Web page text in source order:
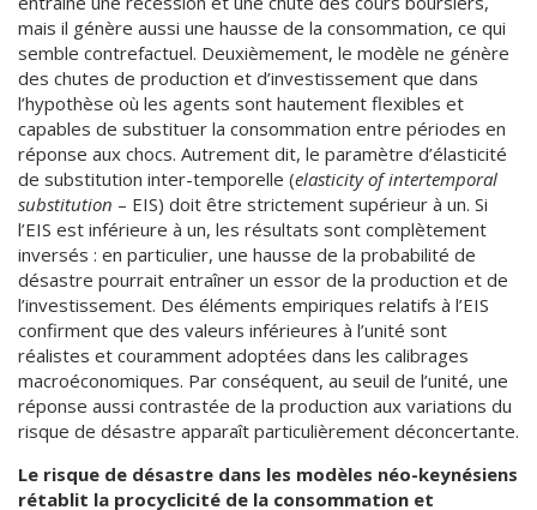
mais il génère aussi une hausse de la consommation, ce qui
semble contrefactuel. Deuxièmement, le modèle ne génère
des chutes de production et d’investissement que dans
l’hypothèse où les agents sont hautement flexibles et
capables de substituer la consommation entre périodes en
réponse aux chocs. Autrement dit, le paramètre d’élasticité
de substitution inter-temporelle (elasticity of intertemporal
substitution – EIS) doit être strictement supérieur à un. Si
l’EIS est inférieure à un, les résultats sont complètement
inversés : en particulier, une hausse de la probabilité de
désastre pourrait entraîner un essor de la production et de
l’investissement. Des éléments empiriques relatifs à l’EIS
confirment que des valeurs inférieures à l’unité sont
réalistes et couramment adoptées dans les calibrages
macroéconomiques. Par conséquent, au seuil de l’unité, une
réponse aussi contrastée de la production aux variations du
risque de désastre apparaît particulièrement déconcertante.
Le risque de désastre dans les modèles néo-keynésiens
rétablit la procyclicité de la consommation et